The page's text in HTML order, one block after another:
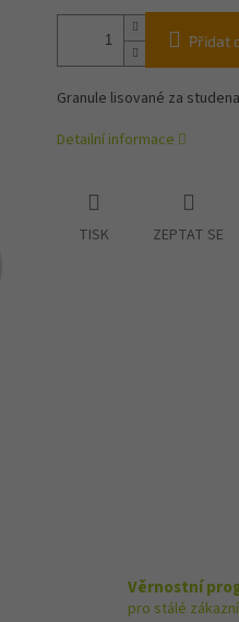
Přidat
Granule lisované za
Detailní informace
TISK ZEPTAT SE
Věrnostní
pro stálé